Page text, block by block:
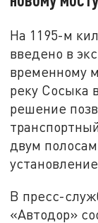
На 1195-м
введено в
временному
реку Сосыка
решение
двум
В пресс-
«Автодор»